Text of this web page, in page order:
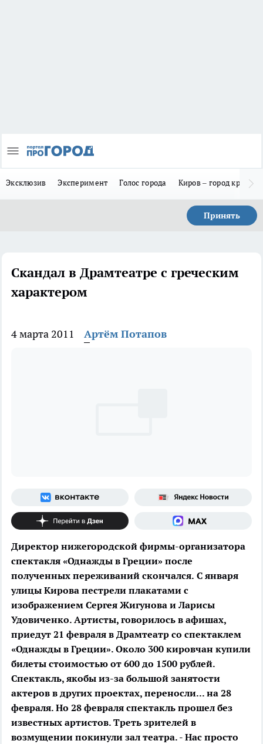
Эксклюзив Эксперимент Голос города Киров – город
Принять
Скандал в Драмтеатре с греческим
характером
4 марта 2011 Артём Потапов
Директор нижегородской фирмы-организатора
спектакля «Однажды в Греции» после
полученных переживаний скончался. С января
улицы Кирова пестрели плакатами с
изображением Сергея Жигунова и Ларисы
Удовиченко. Артисты, говорилось в афишах,
приедут 21 февраля в Драмтеатр со спектаклем
«Однажды в Греции». Около 300 кировчан купили
билеты стоимостью от 600 до 1500 рублей.
Спектакль, якобы из-за большой занятости
актеров в других проектах, переносли... на 28
февраля. Но 28 февраля спектакль прошел без
известных артистов. Треть зрителей в
возмущении покинули зал театра. - Нас просто